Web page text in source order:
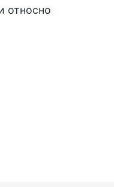
относно